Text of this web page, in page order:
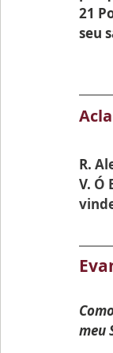
21
seu
R.
V. Ó
meu